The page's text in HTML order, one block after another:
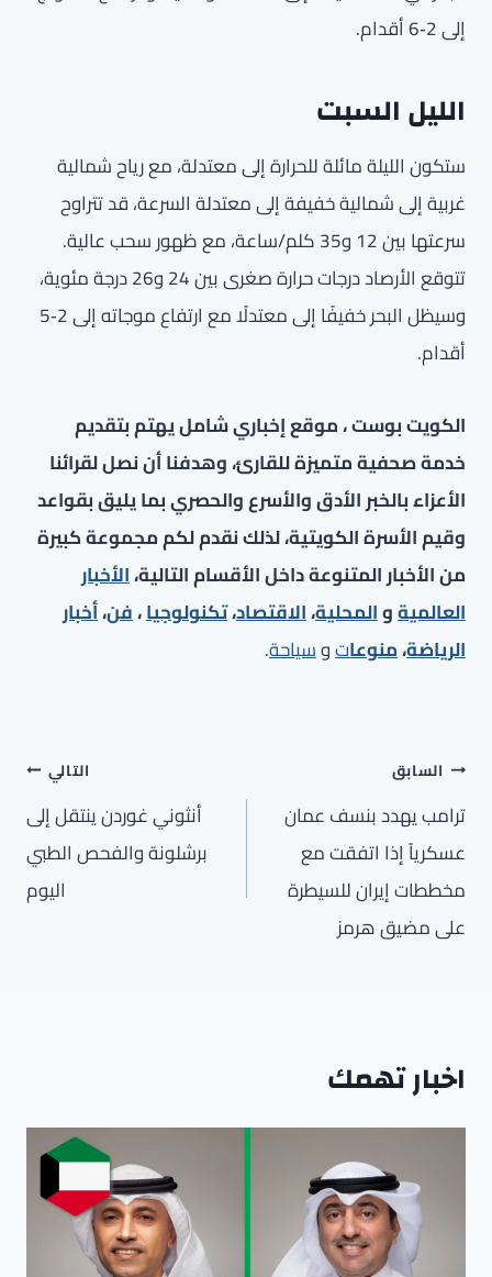
إلى 2‑6 أقدام.
الليل السبت
ستكون الليلة مائلة للحرارة إلى معتدلة، مع رياح شمالية
غربية إلى شمالية خفيفة إلى معتدلة السرعة، قد تتراوح
سرعتها بين 12 و35 كلم/ساعة، مع ظهور سحب عالية.
تتوقع الأرصاد درجات حرارة صغرى بين 24 و26 درجة مئوية،
وسيظل البحر خفيفًا إلى معتدلًا مع ارتفاع موجاته إلى 2‑5
أقدام.
الكويت بوست ، موقع إخباري شامل يهتم بتقديم
خدمة صحفية متميزة للقارئ، وهدفنا أن نصل لقرائنا
الأعزاء بالخبر الأدق والأسرع والحصري بما يليق بقواعد
وقيم الأسرة الكويتية، لذلك نقدم لكم مجموعة كبيرة
من الأخبار المتنوعة داخل الأقسام التالية،الأخبار
العالميةوالمحلية،الاقتصاد،تكنولوجيا،فن،أخبار
الرياضة،منوعاتوسياحة.
تصفّح
المقالات
السابق
ترامب يهدد بنسف عمان
عسكرياً إذا اتفقت مع
مخططات إيران للسيطرة
على مضيق هرمز
التالي
أنثوني غوردن ينتقل إلى
برشلونة والفحص الطبي
اليوم
اخبار تهمك